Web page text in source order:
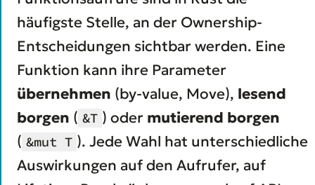
häufigste Stelle, an der Ownership-
Entscheidungen sichtbar werden. Eine
Funktion kann ihre Parameter
übernehmen (by-value, Move), lesend
borgen ( &T ) oder mutierend borgen
( &mut T ). Jede Wahl hat unterschiedliche
Auswirkungen auf den Aufrufer, auf